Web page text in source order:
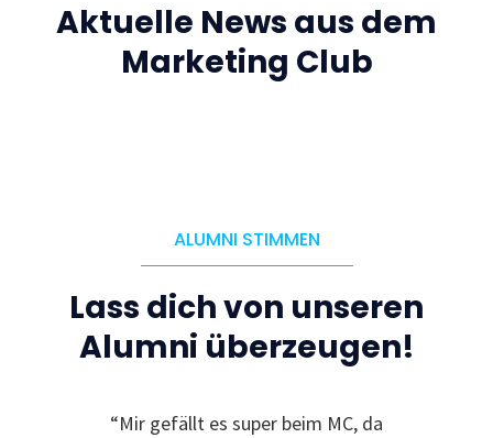
Aktuelle News aus dem
Marketing Club
ALUMNI STIMMEN
Lass dich von unseren
Alumni überzeugen!
“Mir gefällt es super beim MC, da